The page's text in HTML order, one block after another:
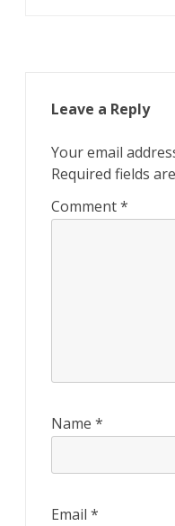
Leave a Reply
Your email
Required fields
Comment*
Name *
Email *